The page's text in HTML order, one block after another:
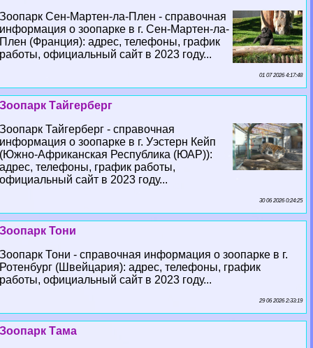
Зоопарк Сен-Мартен-ла-Плен - справочная
информация о зоопарке в г. Сен-Мартен-ла-
Плен (Франция): адрес, телефоны, график
работы, официальный сайт в 2023 году...
01 07 2026 4:17:48
Зоопарк Тайгерберг
Зоопарк Тайгерберг - справочная
информация о зоопарке в г. Уэстерн Кейп
(Южно-Африканская Республика (ЮАР)):
адрес, телефоны, график работы,
официальный сайт в 2023 году...
30 06 2026 0:24:25
Зоопарк Тони
Зоопарк Тони - справочная информация о зоопарке в г.
Ротенбург (Швейцария): адрес, телефоны, график
работы, официальный сайт в 2023 году...
29 06 2026 2:33:19
Зоопарк Тама